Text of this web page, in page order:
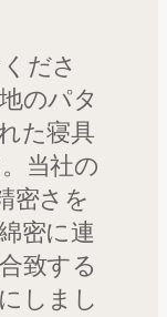
ださ
のパタ
た寝具
当社の
密さを
密に連
致する
しまし